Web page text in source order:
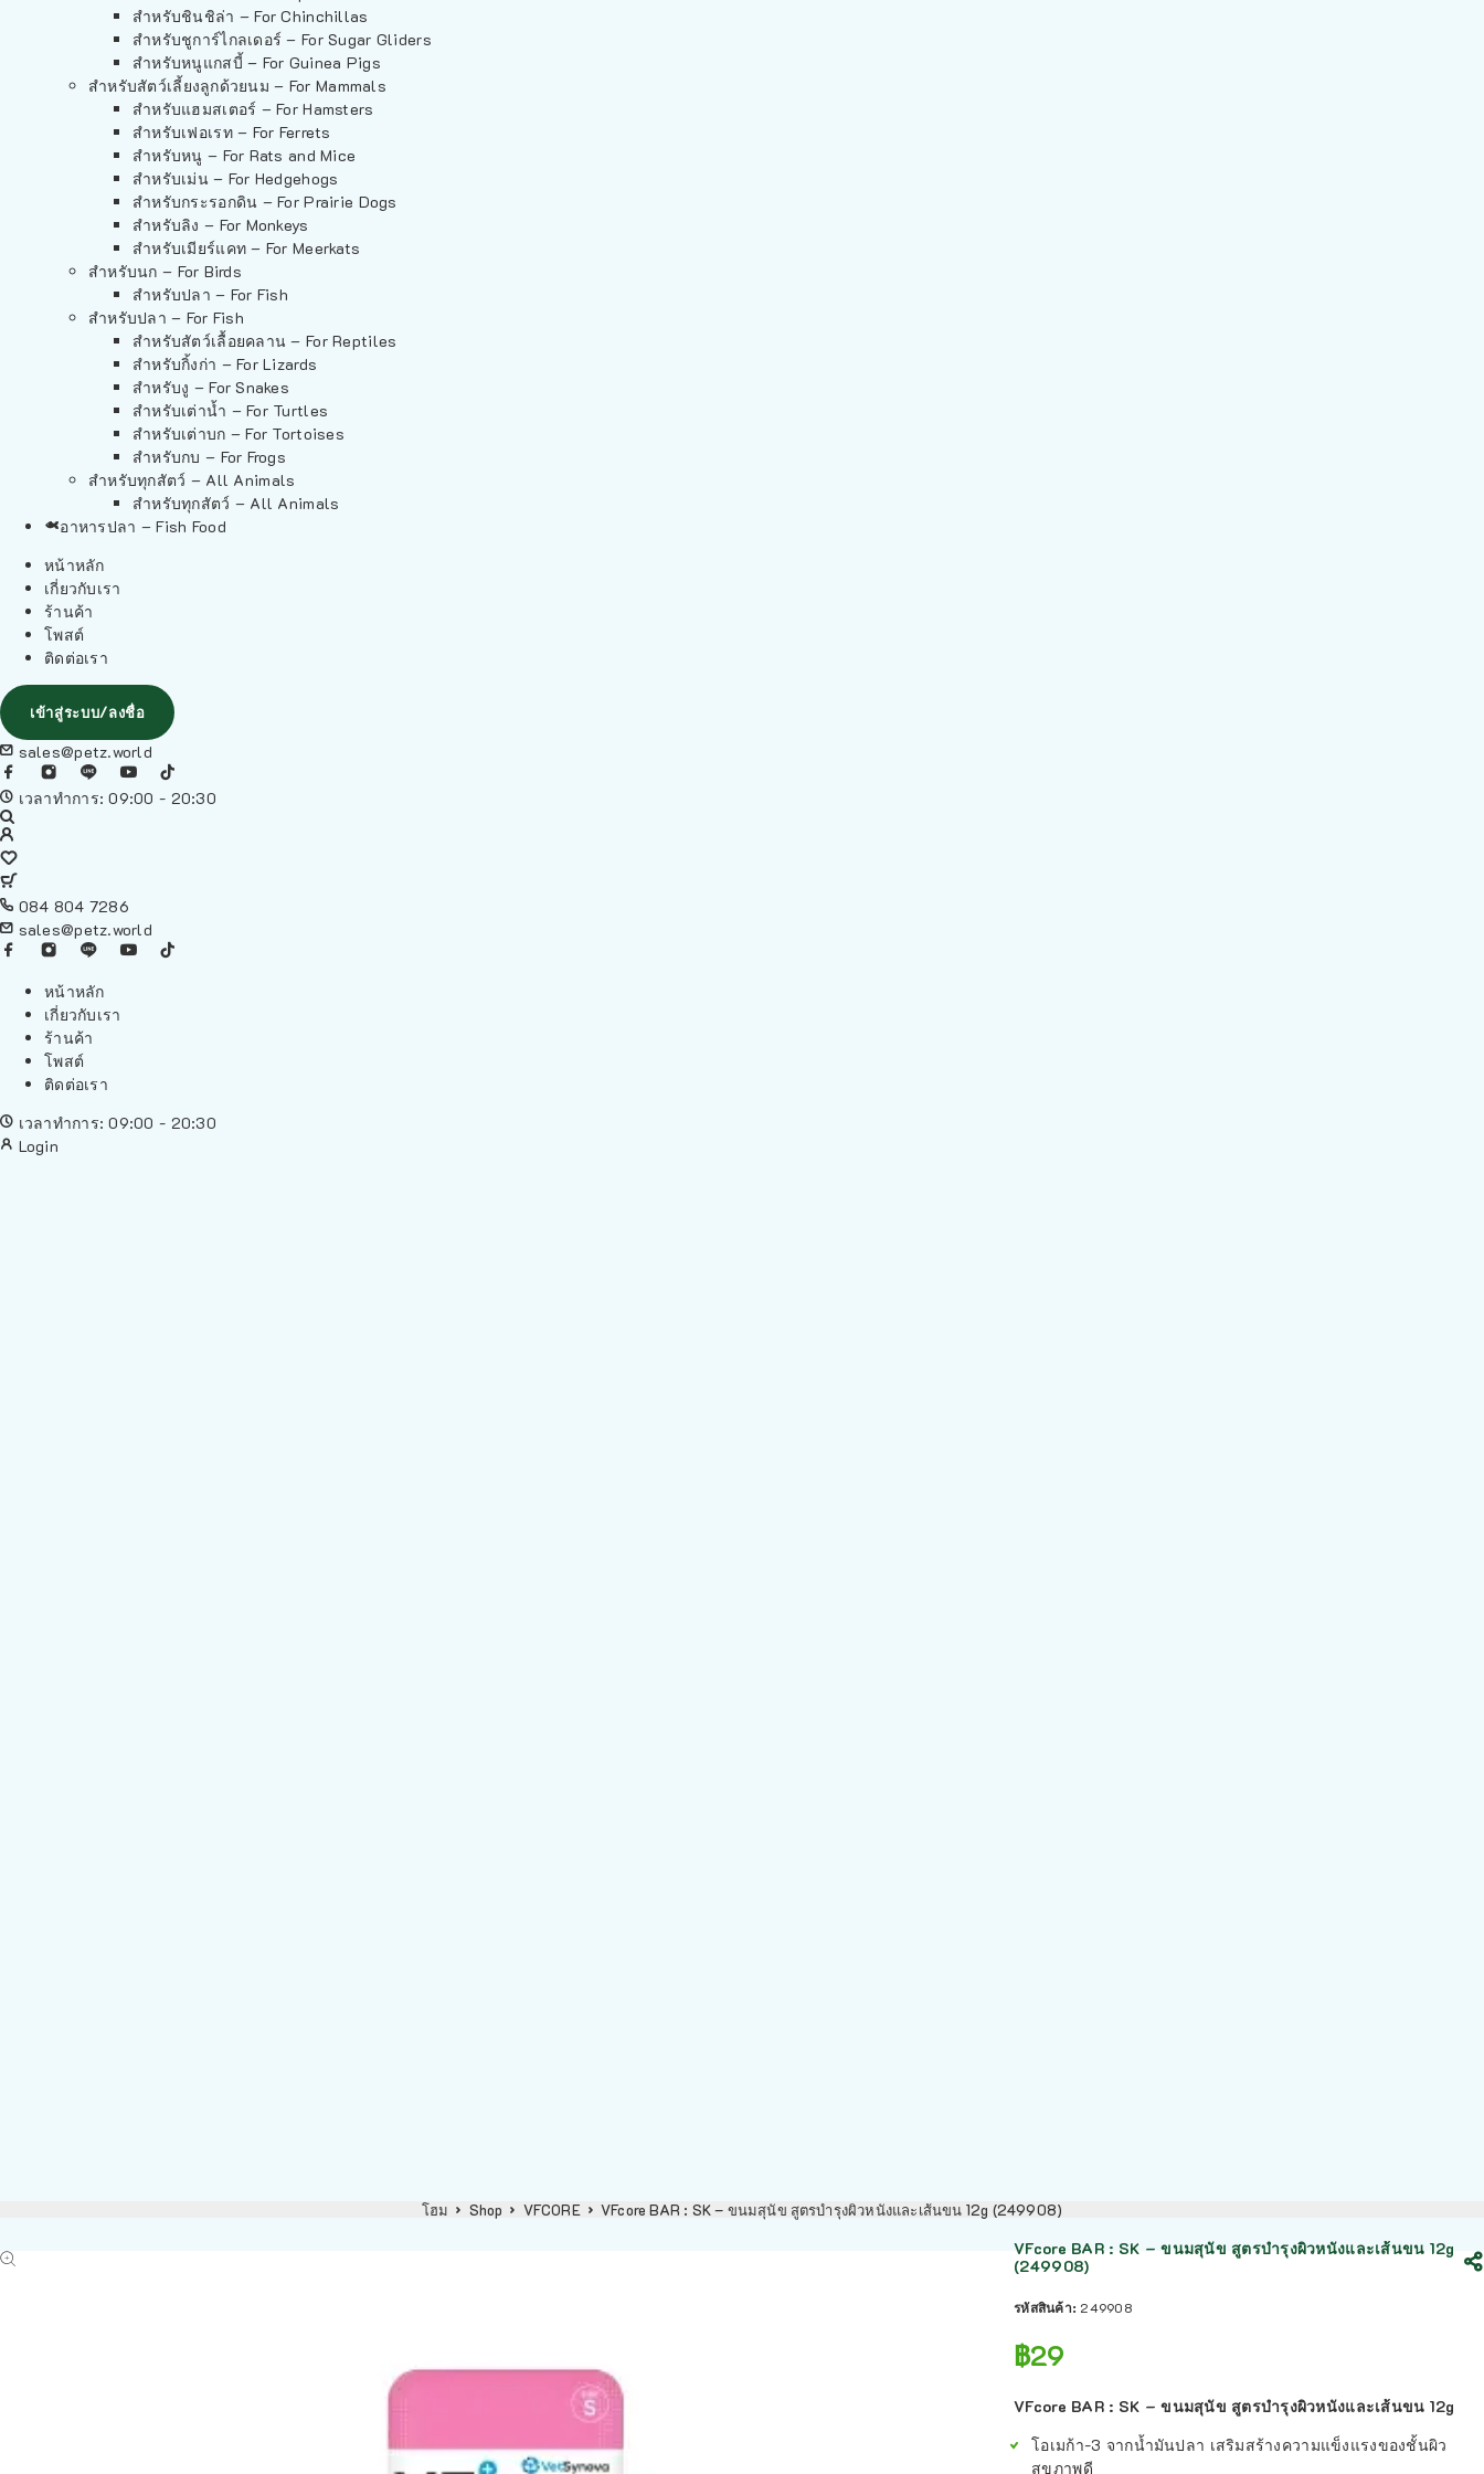
สำหรับชินชิล่า – For Chinchillas
สำหรับชูการ์ไกลเดอร์ – For Sugar Gliders
สำหรับหนูแกสบี้ – For Guinea Pigs
สำหรับสัตว์เลี้ยงลูกด้วยนม – For Mammals
สำหรับแฮมสเตอร์ – For Hamsters
สำหรับเฟอเรท – For Ferrets
สำหรับหนู – For Rats and Mice
สำหรับเม่น – For Hedgehogs
สำหรับกระรอกดิน – For Prairie Dogs
สำหรับลิง – For Monkeys
สำหรับเมียร์แคท – For Meerkats
สำหรับนก – For Birds
สำหรับปลา – For Fish
สำหรับปลา – For Fish
สำหรับสัตว์เลื้อยคลาน – For Reptiles
สำหรับกิ้งก่า – For Lizards
สำหรับงู – For Snakes
สำหรับเต่าน้ำ – For Turtles
สำหรับเต่าบก – For Tortoises
สำหรับกบ – For Frogs
สำหรับทุกสัตว์ – All Animals
สำหรับทุกสัตว์ – All Animals
อาหารปลา – Fish Food
หน้าหลัก
เกี่ยวกับเรา
ร้านค้า
โพสต์
ติดต่อเรา
เข้าสู่ระบบ/ลงชื่อ
sales@petz.world
เวลาทำการ: 09:00 - 20:30
084 804 7286
sales@petz.world
หน้าหลัก
เกี่ยวกับเรา
ร้านค้า
โพสต์
ติดต่อเรา
เวลาทำการ: 09:00 - 20:30
Login
โฮม Shop VFCORE VFcore BAR : SK – ขนมสุนัข สูตรบำรุงผิวหนังและเส้นขน 12g (249908)
VFcore BAR : SK – ขนมสุนัข สูตรบำรุงผิวหนังและเส้นขน 12g
(249908)
รหัสสินค้า: 249908
฿29
VFcore BAR : SK – ขนมสุนัข สูตรบำรุงผิวหนังและเส้นขน 12g
โอเมก้า-3 จากน้ำมันปลา เสริมสร้างความแข็งแรงของชั้นผิว
สุขภาพดี